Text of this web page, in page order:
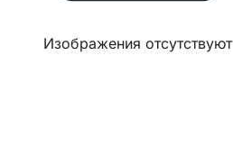
Изображения отсутствуют